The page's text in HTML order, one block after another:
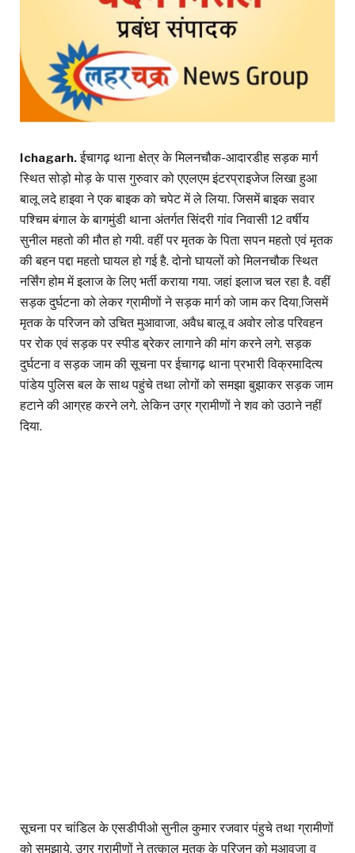
Ichagarh.ईचागढ़ थाना क्षेत्र के मिलनचौक-आदारडीह सड़क मार्ग
स्थित सोड़ो मोड़ के पास गुरुवार को एएलएम इंटरप्राइजेज लिखा हुआ
बालू लदे हाइवा ने एक बाइक को चपेट में ले लिया. जिसमें बाइक सवार
पश्चिम बंगाल के बागमुंडी थाना अंतर्गत सिंदरी गांव निवासी 12 वर्षीय
सुनील महतो की मौत हो गयी. वहीं पर मृतक के पिता सपन महतो एवं मृतक
की बहन पद्दा महतो घायल हो गई है. दोनो घायलों को मिलनचौक स्थित
नर्सिंग होम में इलाज के लिए भर्ती कराया गया. जहां इलाज चल रहा है. वहीं
सड़क दुर्घटना को लेकर ग्रामीणों ने सड़क मार्ग को जाम कर दिया,जिसमें
मृतक के परिजन को उचित मुआवाजा, अवैध बालू व अवोर लोड परिवहन
पर रोक एवं सड़क पर स्पीड ब्रेकर लागाने की मांग करने लगे. सड़क
दुर्घटना व सड़क जाम की सूचना पर ईचागढ़ थाना प्रभारी विक्रमादित्य
पांडेय पुलिस बल के साथ पहुंचे तथा लोगों को समझा बुझाकर सड़क जाम
हटाने की आग्रह करने लगे. लेकिन उग्र ग्रामीणों ने शव को उठाने नहीं
दिया.
सूचना पर चांडिल के एसडीपीओ सुनील कुमार रजवार पंहुचे तथा ग्रामीणों
को समझाये. उग्र ग्रामीणों ने तत्काल मृतक के परिजन को मुआवजा व